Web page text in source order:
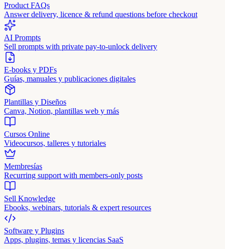
Product FAQs
Answer delivery, licence & refund questions before checkout
AI Prompts
Sell prompts with private pay-to-unlock delivery
E-books y PDFs
Guías, manuales y publicaciones digitales
Plantillas y Diseños
Canva, Notion, plantillas web y más
Cursos Online
Videocursos, talleres y tutoriales
Membresías
Recurring support with members-only posts
Sell Knowledge
Ebooks, webinars, tutorials & expert resources
Software y Plugins
Apps, plugins, temas y licencias SaaS